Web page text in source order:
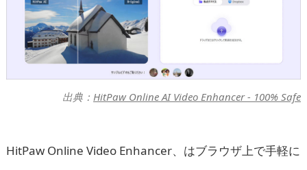
出典： HitPaw Online AI Video Enhancer - 100% Safe
HitPaw Online Video Enhancer、はブラウザ上で手軽に